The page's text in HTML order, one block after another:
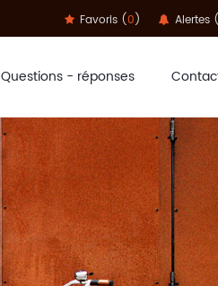
Favoris (0) Alertes (
Questions - réponses